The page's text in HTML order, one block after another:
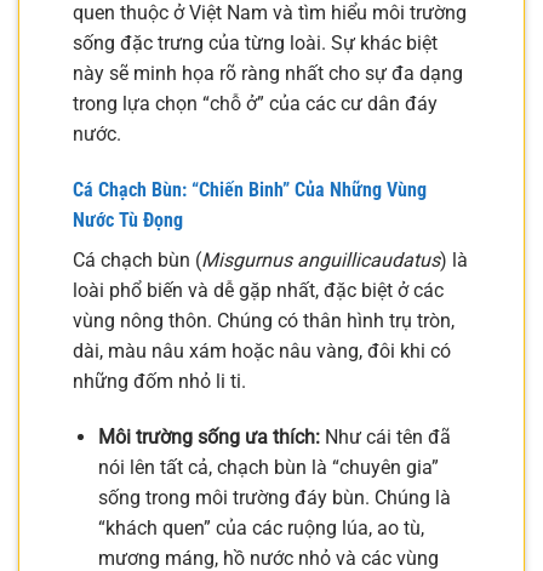
quen thuộc ở Việt Nam và tìm hiểu môi trường
sống đặc trưng của từng loài. Sự khác biệt
này sẽ minh họa rõ ràng nhất cho sự đa dạng
trong lựa chọn “chỗ ở” của các cư dân đáy
nước.
Cá Chạch Bùn: “Chiến Binh” Của Những Vùng
Nước Tù Đọng
Cá chạch bùn (Misgurnus anguillicaudatus) là
loài phổ biến và dễ gặp nhất, đặc biệt ở các
vùng nông thôn. Chúng có thân hình trụ tròn,
dài, màu nâu xám hoặc nâu vàng, đôi khi có
những đốm nhỏ li ti.
Môi trường sống ưa thích:Như cái tên đã
nói lên tất cả, chạch bùn là “chuyên gia”
sống trong môi trường đáy bùn. Chúng là
“khách quen” của các ruộng lúa, ao tù,
mương máng, hồ nước nhỏ và các vùng